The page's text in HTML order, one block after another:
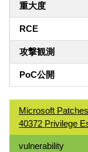
重大度
RCE
攻撃観測
PoC公開
Microsoft
40372 Privilege
vulnerability